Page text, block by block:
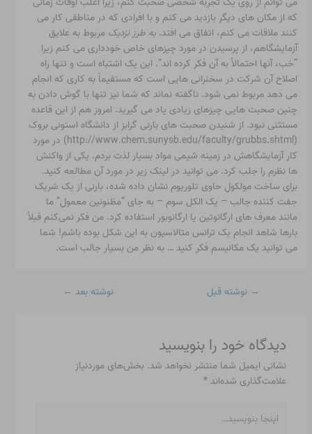
که از مکان های دیگر بازدید می کنم و با افرادی که در مناطقی کار می
کنند ملاقات می کنم، اتفاق می افتد.به طرز نزدیک مربوط به علایق
آزمایشگاهم، از پرسیدن در مورد چیزهای خاص خودداری می کنم زیرا
“خب، آنها احتمالاً به آن فکر کرده اند”. این یک اشتباه است و تنها راه
اصلاح آن شرکت در سخنرانی هایی است که مستقیماً به کاری که انجام
می دهد مربوط نمی شود. ناگفته نماند که شما نیز تنها با گوش دادن به
چنین صحبت هایی چیزهای زیادی یاد می گیرید. امروز هم از این قاعده
مستثنی نبود. از شنیدن صحبت های بارنی گرابز از دانشگاه استونی بروک
(http://www.chem.sunysb.edu/faculty/grubbs.shtml) در مورد
کار آزمایشگاهش در زمینه شیمی مواد بسیار لذت بردم. یکی از واکنش
ها نظرم را جلب کرد. می توانید در لینک زیر در مورد آن مطالعه کنید.
برای ساخت مولکول حاوی تلوریوم نشان داده شده، بارنی از یک شریک
جفت کننده جالب – یک الکل سوم – به جای “مظنونین معمول” ما
مانند معرف های ارگانوتین یا ارگانوبور استفاده کرد. من فکر نمی‌کنم قبلاً
بارها شاهد انجام یک ترانس متالاسیون به این شکل بوده باشم! شما
می توانید یک مکانیسم فکر کنید … به نظر من بسیار جالب است.
→ نوشته قبل نوشته بعد ←
دیدگاه‌ خود را بنویسید
نشانی ایمیل شما منتشر نخواهد شد. بخش‌های موردنیاز
علامت‌گذاری شده‌اند *
بنویسید…